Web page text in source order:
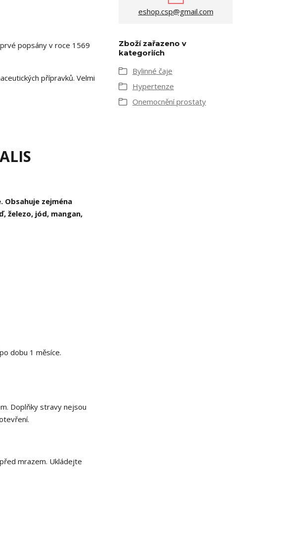
popsány v roce 1569
přípravků. Velmi
zejména
železo, jód, mangan,
dobu 1 měsíce.
Doplňky stravy nejsou
mrazem. Ukládejte
eshop.csp@gmail.com
Zboží zařazeno v
kategoriích
Bylinné čaje
Hypertenze
Onemocnění prostaty